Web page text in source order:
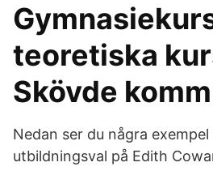
teoretiska
Skövde
Nedan ser du några
utbildningsval på Edith